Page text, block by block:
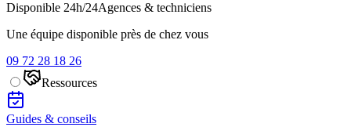
Disponible 24h/24Agences & techniciens
Une équipe disponible près de chez vous
09 72 28 18 26
Ressources
Guides & conseils